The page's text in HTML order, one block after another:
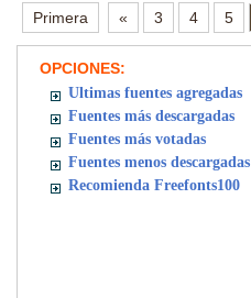
Primera « 3 4 5
OPCIONES:
Ultimas fuentes agregadas
Fuentes más descargadas
Fuentes más votadas
Fuentes menos descargadas
Recomienda Freefonts100